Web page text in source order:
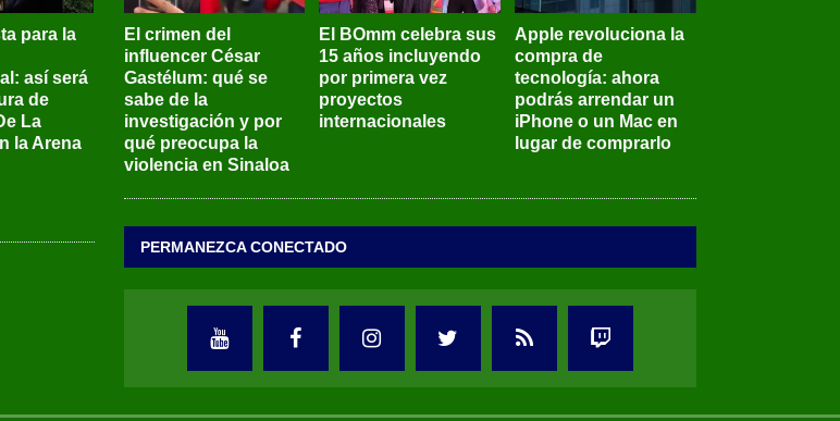
para la
así será
de
La
la Arena
El crimen del
influencer César
Gastélum: qué se
sabe de la
investigación y por
qué preocupa la
violencia en Sinaloa
El BOmm celebra sus
15 años incluyendo
por primera vez
proyectos
internacionales
Apple revoluciona la
compra de
tecnología: ahora
podrás arrendar un
iPhone o un Mac en
lugar de comprarlo
PERMANEZCA CONECTADO